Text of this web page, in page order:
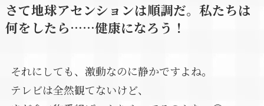
さて地球アセンションは順調だ。私たちは
何をしたら……健康になろう！
それにしても、激動なのに静かですよね。
テレビは全然観てないけど、